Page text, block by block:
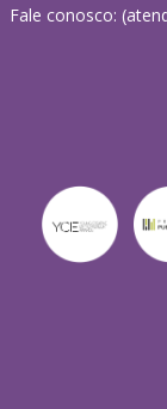
Fale conosco: